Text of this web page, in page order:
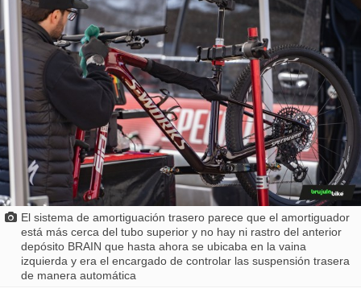
El sistema de amortiguación trasero parece que el amortiguador
está más cerca del tubo superior y no hay ni rastro del anterior
depósito BRAIN que hasta ahora se ubicaba en la vaina
izquierda y era el encargado de controlar las suspensión trasera
de manera automática